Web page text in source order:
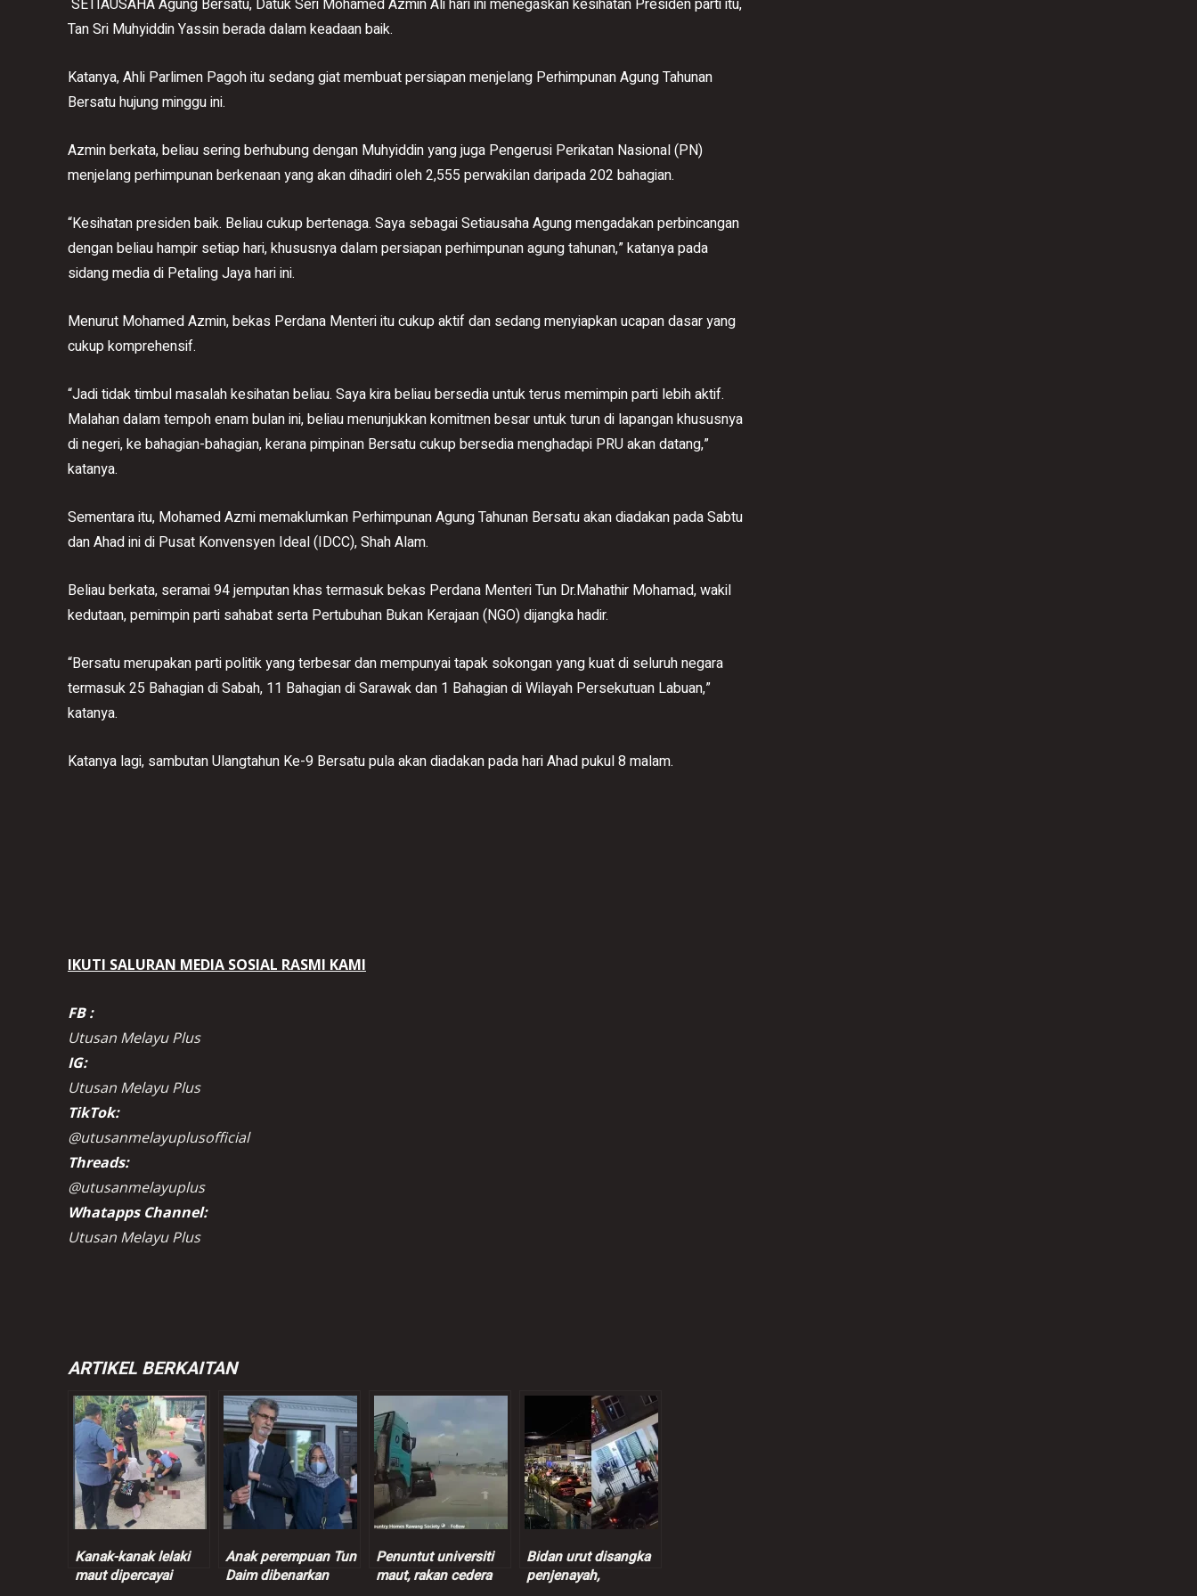
SETIAUSAHA Agung Bersatu, Datuk Seri Mohamed Azmin Ali hari ini menegaskan kesihatan Presiden parti itu,
Tan Sri Muhyiddin Yassin berada dalam keadaan baik.
Katanya, Ahli Parlimen Pagoh itu sedang giat membuat persiapan menjelang Perhimpunan Agung Tahunan
Bersatu hujung minggu ini.
Azmin berkata, beliau sering berhubung dengan Muhyiddin yang juga Pengerusi Perikatan Nasional (PN)
menjelang perhimpunan berkenaan yang akan dihadiri oleh 2,555 perwakilan daripada 202 bahagian.
“Kesihatan presiden baik. Beliau cukup bertenaga. Saya sebagai Setiausaha Agung mengadakan perbincangan
dengan beliau hampir setiap hari, khususnya dalam persiapan perhimpunan agung tahunan,” katanya pada
sidang media di Petaling Jaya hari ini.
Menurut Mohamed Azmin, bekas Perdana Menteri itu cukup aktif dan sedang menyiapkan ucapan dasar yang
cukup komprehensif.
“Jadi tidak timbul masalah kesihatan beliau. Saya kira beliau bersedia untuk terus memimpin parti lebih aktif.
Malahan dalam tempoh enam bulan ini, beliau menunjukkan komitmen besar untuk turun di lapangan khususnya
di negeri, ke bahagian-bahagian, kerana pimpinan Bersatu cukup bersedia menghadapi PRU akan datang,”
katanya.
Sementara itu, Mohamed Azmi memaklumkan Perhimpunan Agung Tahunan Bersatu akan diadakan pada Sabtu
dan Ahad ini di Pusat Konvensyen Ideal (IDCC), Shah Alam.
Beliau berkata, seramai 94 jemputan khas termasuk bekas Perdana Menteri Tun Dr.Mahathir Mohamad, wakil
kedutaan, pemimpin parti sahabat serta Pertubuhan Bukan Kerajaan (NGO) dijangka hadir.
“Bersatu merupakan parti politik yang terbesar dan mempunyai tapak sokongan yang kuat di seluruh negara
termasuk 25 Bahagian di Sabah, 11 Bahagian di Sarawak dan 1 Bahagian di Wilayah Persekutuan Labuan,”
katanya.
Katanya lagi, sambutan Ulangtahun Ke-9 Bersatu pula akan diadakan pada hari Ahad pukul 8 malam.
IKUTI SALURAN MEDIA SOSIAL RASMI KAMI
FB :
Utusan Melayu Plus
IG:
Utusan Melayu Plus
TikTok:
@utusanmelayuplusofficial
Threads:
@utusanmelayuplus
Whatapps Channel:
Utusan Melayu Plus
ARTIKEL BERKAITAN
Kanak-kanak lelaki
maut dipercayai
Anak perempuan Tun
Daim dibenarkan
Penuntut universiti
maut, rakan cedera
Bidan urut disangka
penjenayah,